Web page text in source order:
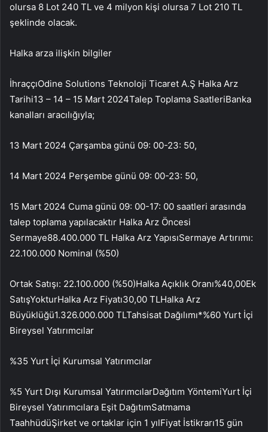
olursa 8 Lot 240 TL ve 4 milyon kişi olursa 7 Lot 210 TL
şeklinde olacak.
Halka arza ilişkin bilgiler
İhraççıOdine Solutions Teknoloji Ticaret A.Ş Halka Arz
Tarihi13 – 14 – 15 Mart 2024Talep Toplama SaatleriBanka
kanalları aracılığıyla;
13 Mart 2024 Çarşamba günü 09: 00-23: 50,
14 Mart 2024 Perşembe günü 09: 00-23: 50,
15 Mart 2024 Cuma günü 09: 00-17: 00 saatleri arasında
talep toplama yapılacaktır Halka Arz Öncesi
Sermaye88.400.000 TL Halka Arz YapısıSermaye Artırımı:
22.100.000 Nominal (%50)
Ortak Satışı: 22.100.000 (%50)Halka Açıklık Oranı%40,00Ek
SatışYokturHalka Arz Fiyatı30,00 TLHalka Arz
Büyüklüğü1.326.000.000 TLTahsisat Dağılımı*%60 Yurt İçi
Bireysel Yatırımcılar
%35 Yurt İçi Kurumsal Yatırımcılar
%5 Yurt Dışı Kurumsal YatırımcılarDağıtım YöntemiYurt İçi
Bireysel Yatırımcılara Eşit DağıtımSatmama
TaahhüdüŞirket ve ortaklar için 1 yılFiyat İstikrarı15 gün